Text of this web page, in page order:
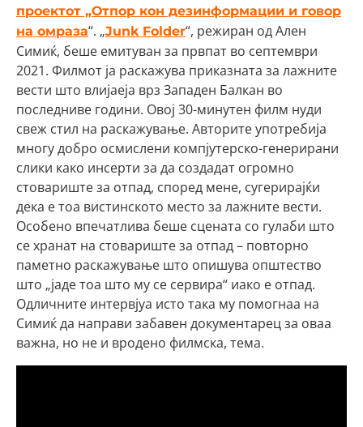
проектот „Отпор кон дезинформации и говор
на омраза“. „Junk Folder“, режиран од Ален
Симиќ, беше емитуван за првпат во септември
2021. Филмот ја раскажува приказната за лажните
вести што влијаеја врз Западен Балкан во
последниве години. Овој 30-минутен филм нуди
свеж стил на раскажување. Авторите употребија
многу добро осмислени компјутерско-генерирани
слики како инсерти за да создадат огромно
стовариште за отпад, според мене, сугерирајќи
дека е тоа вистинското место за лажните вести.
Особено впечатлива беше сцената со гулаби што
се хранат на стовариште за отпад – повторно
паметно раскажување што опишува општество
што „јаде тоа што му се сервира“ иако е отпад.
Одличните интервјуа исто така му помогнаа на
Симиќ да направи забавен документарец за оваа
важна, но не и вродено филмска, тема.